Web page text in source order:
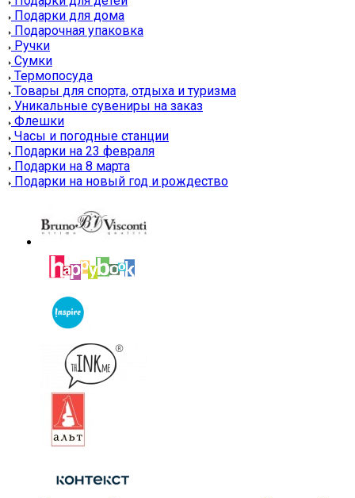
Подарки для дома
Подарочная упаковка
Ручки
Сумки
Термопосуда
Товары для спорта, отдыха и туризма
Уникальные сувениры на заказ
Флешки
Часы и погодные станции
Подарки на 23 февраля
Подарки на 8 марта
Подарки на новый год и рождество